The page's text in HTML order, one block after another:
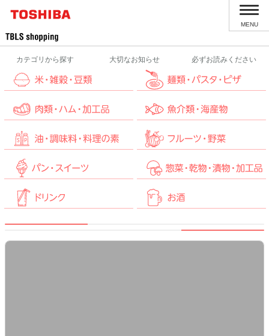
MENU
カテゴリから探す 大切なお知らせ 必ずお読みください